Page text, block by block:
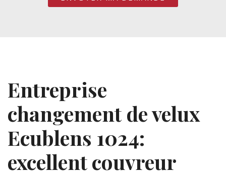
Entreprise
changement de velux
Ecublens 1024:
excellent couvreur